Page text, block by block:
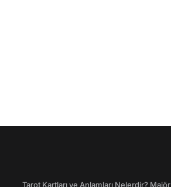
Tarot Kartları ve Anlamları Nelerdir? Majör